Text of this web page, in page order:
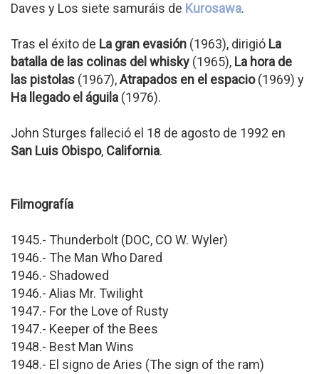
Daves y Los siete samuráis de Kurosawa.
Tras el éxito de La gran evasión (1963), dirigió La
batalla de las colinas del whisky (1965), La hora de
las pistolas (1967),Atrapados en el espacio(1969) y
Ha llegado el águila (1976).
John Sturges falleció el 18 de agosto de 1992 en
San Luis Obispo, California.
Filmografía
1945.- Thunderbolt (DOC, CO W. Wyler)
1946.- The Man Who Dared
1946.- Shadowed
1946.- Alias Mr. Twilight
1947.- For the Love of Rusty
1947.- Keeper of the Bees
1948.- Best Man Wins
1948.- El signo de Aries (The sign of the ram)